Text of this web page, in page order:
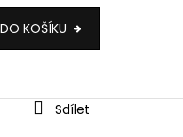
KOŠÍKU
Sdílet